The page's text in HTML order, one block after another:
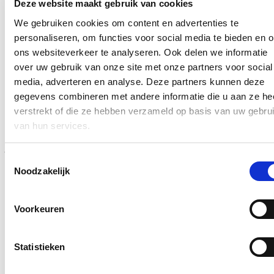
Deze website maakt gebruik van cookies
We gebruiken cookies om content en advertenties te
personaliseren, om functies voor social media te bieden en
ons websiteverkeer te analyseren. Ook delen we informatie
over uw gebruik van onze site met onze partners voor social
media, adverteren en analyse. Deze partners kunnen deze
gegevens combineren met andere informatie die u aan ze
verstrekt of die ze hebben verzameld op basis van uw
van hun services.
Noodzakelijk
Voorkeuren
Statistieken
Ja, ik wens op de hoogte te blijven over het werk van Nicole de
Moor op bovenstaand mailadres*
Klikhierom de privacyvoorwaarden te raadplegen
Blijf op de hoogte
Een voorbeeldfunctie: Verander de wereld, begin bij
jezelf?
17/01/26
opnieuw pijnlijk duidelijk hoe hard en persoonlijk het politieke en
Lees meer